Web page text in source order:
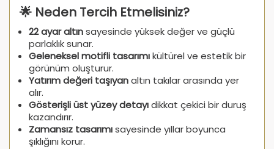
🌟 Neden Tercih Etmelisiniz?
22 ayar altınsayesinde yüksek değer ve güçlü
parlaklık sunar.
Geleneksel motifli tasarımıkültürel ve estetik bir
görünüm oluşturur.
Yatırım değeri taşıyanaltın takılar arasında yer
alır.
Gösterişli üst yüzey detayıdikkat çekici bir duruş
kazandırır.
Zamansız tasarımısayesinde yıllar boyunca
şıklığını korur.